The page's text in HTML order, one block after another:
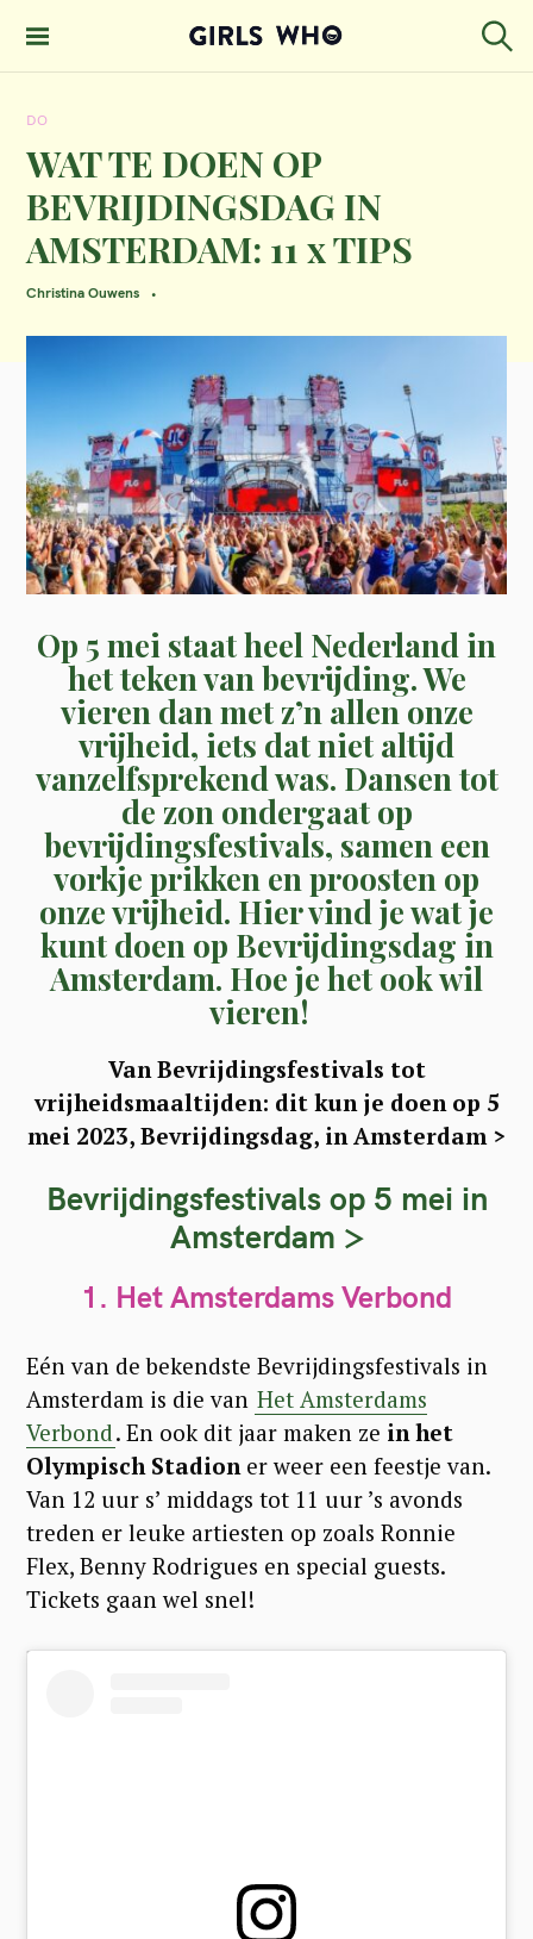
GIRLS WHO
DO
WAT TE DOEN OP
BEVRIJDINGSDAG IN
AMSTERDAM: 11 x TIPS
Christina Ouwens
Op 5 mei staat heel Nederland in
het teken van bevrijding. We
vieren dan met z’n allen onze
vrijheid, iets dat niet altijd
vanzelfsprekend was. Dansen tot
de zon ondergaat op
bevrijdingsfestivals, samen een
vorkje prikken en proosten op
onze vrijheid. Hier vind je wat je
kunt doen op Bevrijdingsdag in
Amsterdam. Hoe je het ook wil
vieren!
Van Bevrijdingsfestivals tot
vrijheidsmaaltijden: dit kun je doen op 5
mei 2023, Bevrijdingsdag, in Amsterdam >
Bevrijdingsfestivals op 5 mei in
Amsterdam >
1. Het Amsterdams Verbond
Eén van de bekendste Bevrijdingsfestivals in
Amsterdam is die van Het Amsterdams
Verbond . En ook dit jaar maken ze in het
Olympisch Stadion er weer een feestje van.
Van 12 uur s’ middags tot 11 uur ’s avonds
treden er leuke artiesten op zoals Ronnie
Flex, Benny Rodrigues en special guests.
Tickets gaan wel snel!